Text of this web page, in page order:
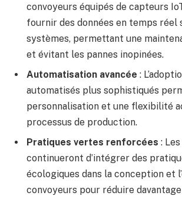
convoyeurs équipés de capteurs
fournir des données en temps réel
systèmes, permettant une
et évitant les pannes inopinées.
Automatisation avancée :
automatisés plus sophistiqués
personnalisation et une flexibilité
processus de production.
Pratiques vertes renforcées :
continueront d’intégrer des
écologiques dans la conception et
convoyeurs pour réduire